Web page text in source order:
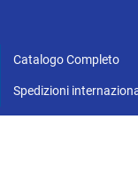
Catalogo Completo
Spedizioni